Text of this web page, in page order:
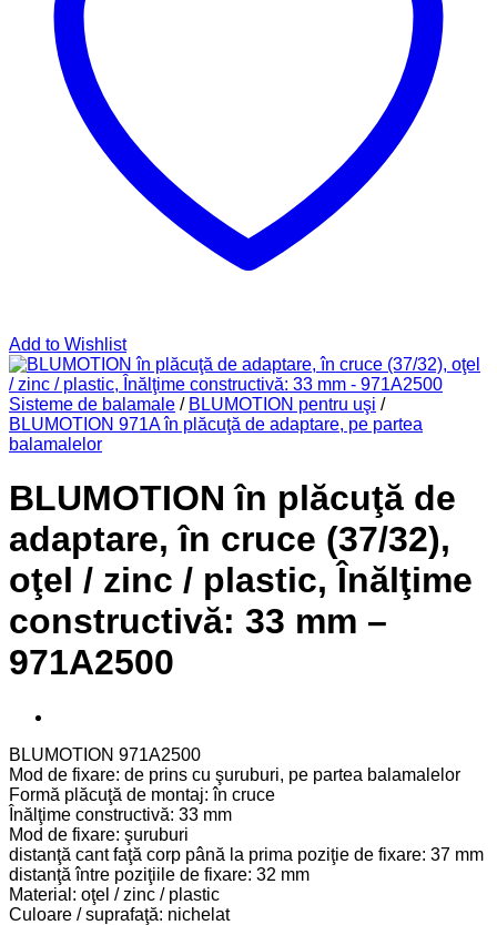
Add to Wishlist
Sisteme de balamale / BLUMOTION pentru uşi /
BLUMOTION 971A în plăcuţă de adaptare, pe partea
balamalelor
BLUMOTION în plăcuţă de
adaptare, în cruce (37/32),
oţel / zinc / plastic, Înălţime
constructivă: 33 mm –
971A2500
BLUMOTION 971A2500
Mod de fixare: de prins cu şuruburi, pe partea balamalelor
Formă plăcuţă de montaj: în cruce
Înălţime constructivă: 33 mm
Mod de fixare: şuruburi
distanţă cant faţă corp până la prima poziţie de fixare: 37 mm
distanţă între poziţiile de fixare: 32 mm
Material: oţel / zinc / plastic
Culoare / suprafaţă: nichelat